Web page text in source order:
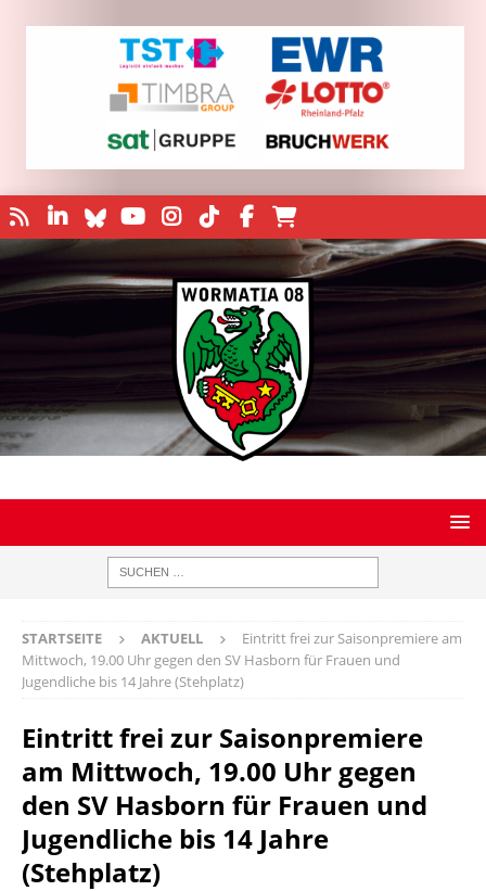
STARTSEITE AKTUELL
Eintritt frei zur Saisonpremiere am
Mittwoch, 19.00 Uhr gegen den SV Hasborn für Frauen und
Jugendliche bis 14 Jahre (Stehplatz)
Eintritt frei zur Saisonpremiere
am Mittwoch, 19.00 Uhr gegen
den SV Hasborn für Frauen und
Jugendliche bis 14 Jahre
(Stehplatz)